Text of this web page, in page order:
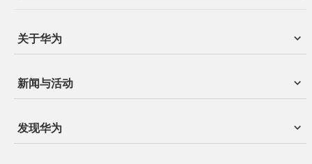
关于华为
新闻与活动
发现华为